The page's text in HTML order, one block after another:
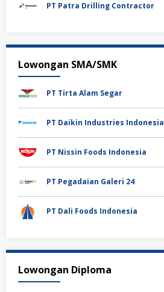
PT Patra Drilling Contractor
Lowongan SMA/SMK
PT Tirta Alam Segar
PT Daikin Industries Indonesia
PT Nissin Foods Indonesia
PT Pegadaian Galeri 24
PT Dali Foods Indonesia
Lowongan Diploma